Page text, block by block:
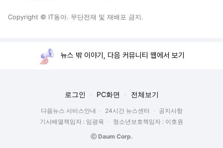
Copyright © IT동아. 무단전재 및 재배포 금지.
뉴스 밖 이야기, 다음 커뮤니티 웹에서 보기
로그인 PC화면 전체보기
다음뉴스 서비스안내 24시간 뉴스센터
공지사항
기사배열책임자 : 임광욱
청소년보호책임자 : 이호원
ⓒ Daum Corp.